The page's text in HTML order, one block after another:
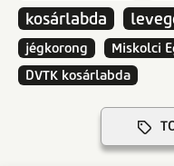
kosárlabda
jégkorong
Miskolci
DVTK kosárlabda